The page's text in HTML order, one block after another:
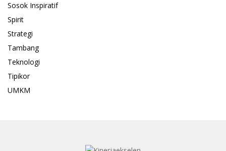
Sosok Inspiratif
Spirit
Strategi
Tambang
Teknologi
Tipikor
UMKM